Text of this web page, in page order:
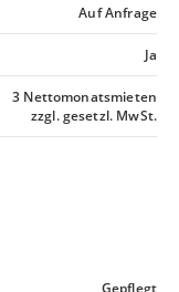
Auf Anfrage
Ja
3 Nettomonatsmieten
zzgl. gesetzl. MwSt.
Gepflegt